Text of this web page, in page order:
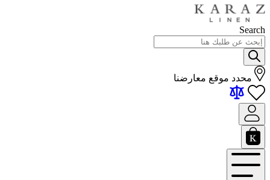
Search
محدد موقع معارضنا